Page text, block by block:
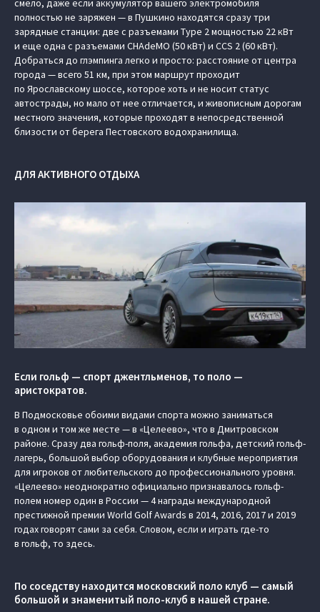
смело, даже если аккумулятор вашего электромобиля
полностью не заряжен — в Пушкино находятся сразу три
зарядные станции: две с разъемами Type 2 мощностью 22 кВт
и еще одна с разъемами CHAdeMO (50 кВт) и CCS 2 (60 кВт).
Добраться до глэмпинга легко и просто: расстояние от центра
города — всего 51 км, при этом маршрут проходит
по Ярославскому шоссе, которое хоть и не носит статус
автострады, но мало от нее отличается, и живописным дорогам
местного значения, которые проходят в непосредственной
близости от берега Пестовского водохранилища.
ДЛЯ АКТИВНОГО ОТДЫХА
Если гольф — спорт джентльменов, то поло —
аристократов.
В Подмосковье обоими видами спорта можно заниматься
в одном и том же месте — в «Целеево», что в Дмитровском
районе. Сразу два гольф-поля, академия гольфа, детский гольф-
лагерь, большой выбор оборудования и клубные мероприятия
для игроков от любительского до профессионального уровня.
«Целеево» неоднократно официально признавалось гольф-
полем номер один в России — 4 награды международной
престижной премии World Golf Awards в 2014, 2016, 2017 и 2019
годах говорят сами за себя. Словом, если и играть где-то
в гольф, то здесь.
По соседству находится московский поло клуб — самый
большой и знаменитый поло-клуб в нашей стране.